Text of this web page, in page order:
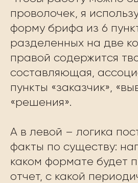
проволочек, я
форму брифа из 6
разделенных на две
правой содержится
составляющая,
пункты «заказчик»,
«решения».
А в левой – логика
факты по существу:
каком формате будет
отчет, с какой